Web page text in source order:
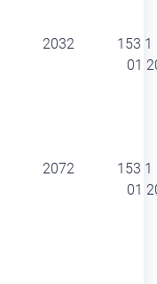
2032
153 1
01
2072
153 1
01